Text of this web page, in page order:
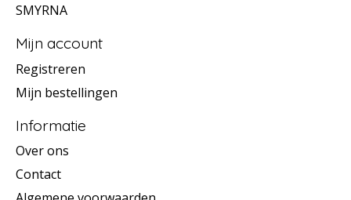
SMYRNA
Mijn account
Registreren
Mijn bestellingen
Informatie
Over ons
Contact